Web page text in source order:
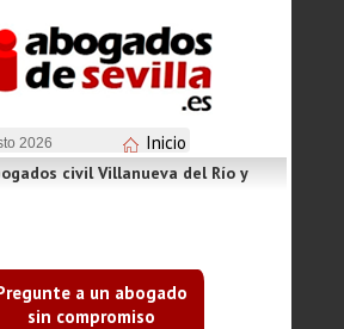
2026 Inicio
a un abogado
sin compromiso
civil Villanueva del Río y